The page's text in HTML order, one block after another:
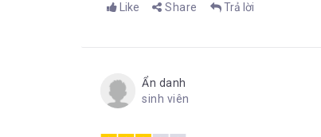
Like Share Trả lời
Ẩn danh
sinh viên